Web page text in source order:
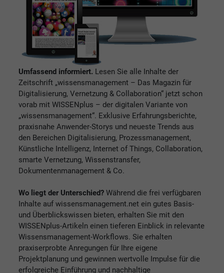
Umfassend informiert. Lesen Sie alle Inhalte der
Zeitschrift „wissensmanagement – Das Magazin für
Digitalisierung, Vernetzung & Collaboration“ jetzt schon
vorab mit WISSENplus – der digitalen Variante von
„wissensmanagement“. Exklusive Erfahrungsberichte,
praxisnahe Anwender-Storys und neueste Trends aus
den Bereichen Digitalisierung, Prozessmanagement,
Künstliche Intelligenz, Internet of Things, Collaboration,
smarte Vernetzung, Wissenstransfer,
Dokumentenmanagement & Co.
Wo liegt der Unterschied? Während die frei verfügbaren
Inhalte auf wissensmanagement.net ein gutes Basis-
und Überblickswissen bieten, erhalten Sie mit den
WISSENplus-Artikeln einen tieferen Einblick in relevante
Wissensmanagement-Workflows. Sie erhalten
praxiserprobte Anregungen für Ihre eigene
Projektplanung und gewinnen wertvolle Impulse für die
erfolgreiche Einführung und nachhaltige